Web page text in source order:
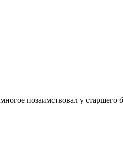
позаимствовал у старшего